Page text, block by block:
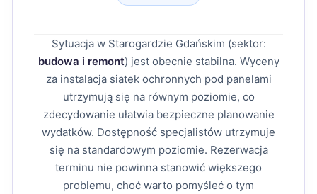
Sytuacja w Starogardzie Gdańskim (sektor:
budowa i remont) jest obecnie stabilna. Wyceny
za instalacja siatek ochronnych pod panelami
utrzymują się na równym poziomie, co
zdecydowanie ułatwia bezpieczne planowanie
wydatków. Dostępność specjalistów utrzymuje
się na standardowym poziomie. Rezerwacja
terminu nie powinna stanowić większego
problemu, choć warto pomyśleć o tym